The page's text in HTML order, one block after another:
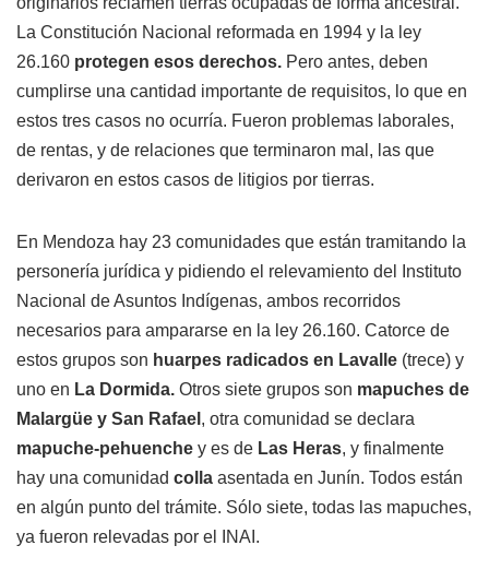
La Constitución Nacional reformada en 1994 y la ley
26.160 protegen esos derechos. Pero antes, deben
cumplirse una cantidad importante de requisitos, lo que en
estos tres casos no ocurría. Fueron problemas laborales,
de rentas, y de relaciones que terminaron mal, las que
derivaron en estos casos de litigios por tierras.
En Mendoza hay 23 comunidades que están tramitando la
personería jurídica y pidiendo el relevamiento del Instituto
Nacional de Asuntos Indígenas, ambos recorridos
necesarios para ampararse en la ley 26.160. Catorce de
estos grupos son huarpes radicados en Lavalle (trece) y
uno en La Dormida. Otros siete grupos son mapuches de
Malargüe y San Rafael , otra comunidad se declara
mapuche-pehuenche y es de Las Heras, y finalmente
hay una comunidad colla asentada en Junín. Todos están
en algún punto del trámite. Sólo siete, todas las mapuches,
ya fueron relevadas por el INAI.